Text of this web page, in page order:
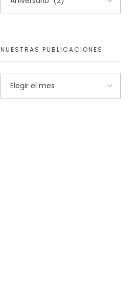
NUESTRAS PUBLICACIONES